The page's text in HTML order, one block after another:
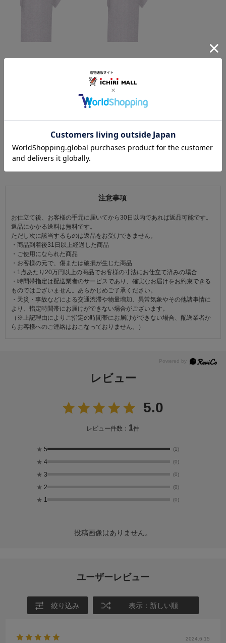
この商品をコーデする
すべてのコーディネートを見る
この商品を見た人は
こちらの商品も見ています
注意事項
お仕立て後、お客様の手元に届いてから30日以内であれば返品可能です。
返品にかかる送料は無料です。
ただし次に該当するものは返品をお受けできません。
・商品到着後31日以上経過した商品
・ご使用になられた商品
・お客様の元で、傷または破損が生じた商品
・1点あたり20万円以上の商品でお客様の寸法にお仕立て済みの場合
・時間帯指定は配送業者のサービスであり、確実なお届けをお約束できる
ものではございません。あらかじめご了承ください。
・天災・事故などによる交通渋滞や物量増加、異常気象やその他諸事情に
より、指定時間帯にお届けができない場合がございます。
（※上記理由によりご指定の時間帯にお届けができない場合、配送業者か
らお客様へのご連絡はおこなっておりません。）
レビュー
5.0
レビュー件数： 1件
★ 5 (1)
★ 4 (0)
★ 3 (0)
★ 2 (0)
★ 1 (0)
投稿画像はありません。
ユーザーレビュー
絞り込み 表示：新しい順
2024.6.15